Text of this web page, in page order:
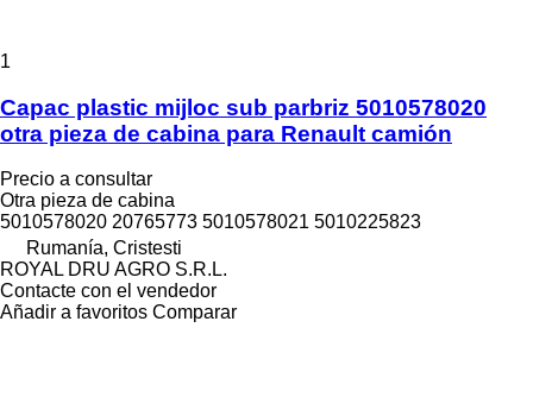
1
Capac plastic mijloc sub parbriz 5010578020
otra pieza de cabina para Renault camión
Precio a consultar
Otra pieza de cabina
5010578020 20765773 5010578021 5010225823
Rumanía, Cristesti
ROYAL DRU AGRO S.R.L.
Contacte con el vendedor
Añadir a favoritos Comparar